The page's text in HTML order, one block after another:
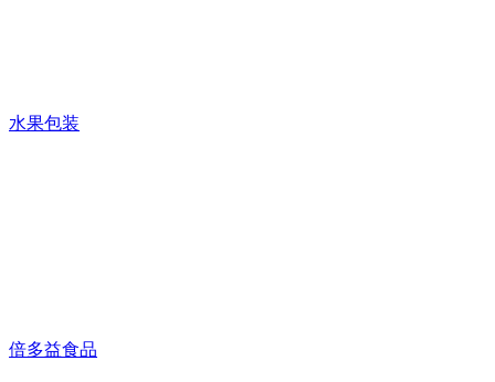
水果包装
倍多益食品